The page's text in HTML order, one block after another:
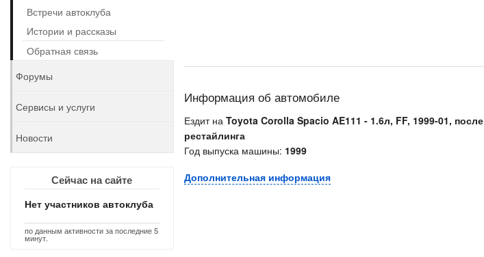
Информация об автомобиле
Ездит на Toyota Corolla Spacio AE111 - 1.6л, FF, 1999-01, после
рестайлинга
Год выпуска машины: 1999
Дополнительная информация
Встречи автоклуба
Истории и рассказы
Обратная связь
Форумы
Сервисы и услуги
Новости
Сейчас на сайте
Нет участников автоклуба
по данным активности за последние 5
минут.